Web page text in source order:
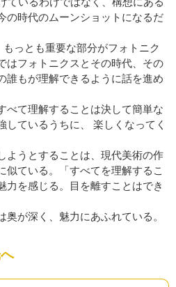
の時代のムーンショットになるだ
っとも重要な部分がフォトニク
はフォトニクスとその時代、その
誰もが理解できるように話を進め
べて理解することは決して簡単な
しているうちに、 楽しくなってく
ようとすることは、現代美術の作
似ている。「すべてを理解するこ
力を感じる。目を離すことはでき
が深く、魅力にあふれている。